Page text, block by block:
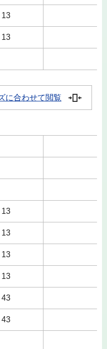
13
13
に合わせて閲覧
13
13
13
13
43
43